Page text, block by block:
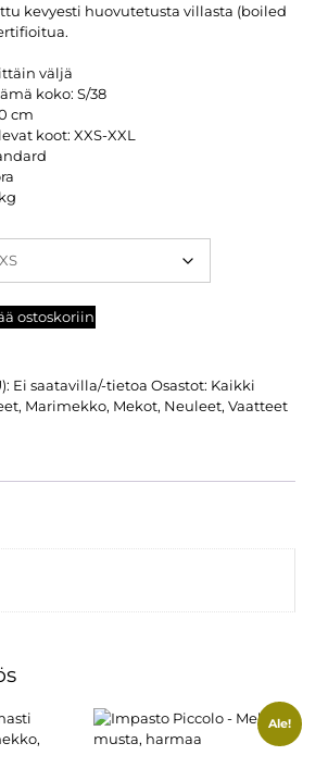
kevyesti huovutetusta villasta (boiled
väljä
koko: S/38
cm
koot: XXS-XXL
ostoskoriin
Ei saatavilla/-tietoa Osastot: Kaikki
, Marimekko, Mekot, Neuleet, Vaatteet
Ale!